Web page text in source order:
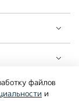
файлов
и